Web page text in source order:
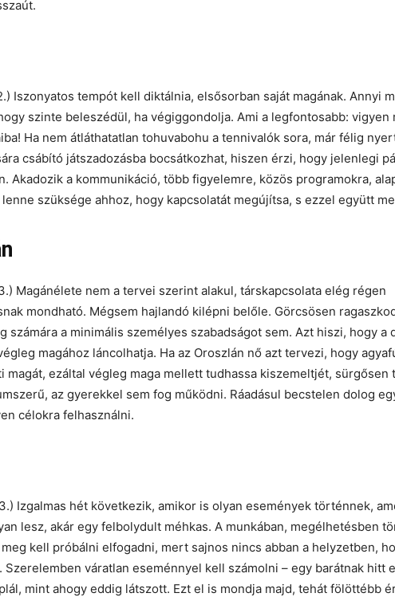
Iszonyatos tempót kell diktálnia, elsősorban saját magának. Annyi
szinte beleszédül, ha végiggondolja. Ami a legfontosabb: vigyen
Ha nem átláthatatlan tohuvabohu a tennivalók sora, már félig
csábító játszadozásba bocsátkozhat, hiszen érzi, hogy jelenlegi
Akadozik a kommunikáció, több figyelemre, közös programokra,
szüksége ahhoz, hogy kapcsolatát megújítsa, s ezzel együtt
Magánélete nem a tervei szerint alakul, társkapcsolata elég régen
mondható. Mégsem hajlandó kilépni belőle. Görcsösen
számára a minimális személyes szabadságot sem. Azt hiszi, hogy a
magához láncolhatja. Ha az Oroszlán nő azt tervezi, hogy
magát, ezáltal végleg maga mellett tudhassa kiszemeltjét, sürgősen
az gyerekkel sem fog működni. Ráadásul becstelen dolog
célokra felhasználni.
Izgalmas hét következik, amikor is olyan események történnek,
lesz, akár egy felbolydult méhkas. A munkában, megélhetésben
kell próbálni elfogadni, mert sajnos nincs abban a helyzetben,
Szerelemben váratlan eseménnyel kell számolni – egy barátnak hitt
mint ahogy eddig látszott. Ezt el is mondja majd, tehát fölöttébb